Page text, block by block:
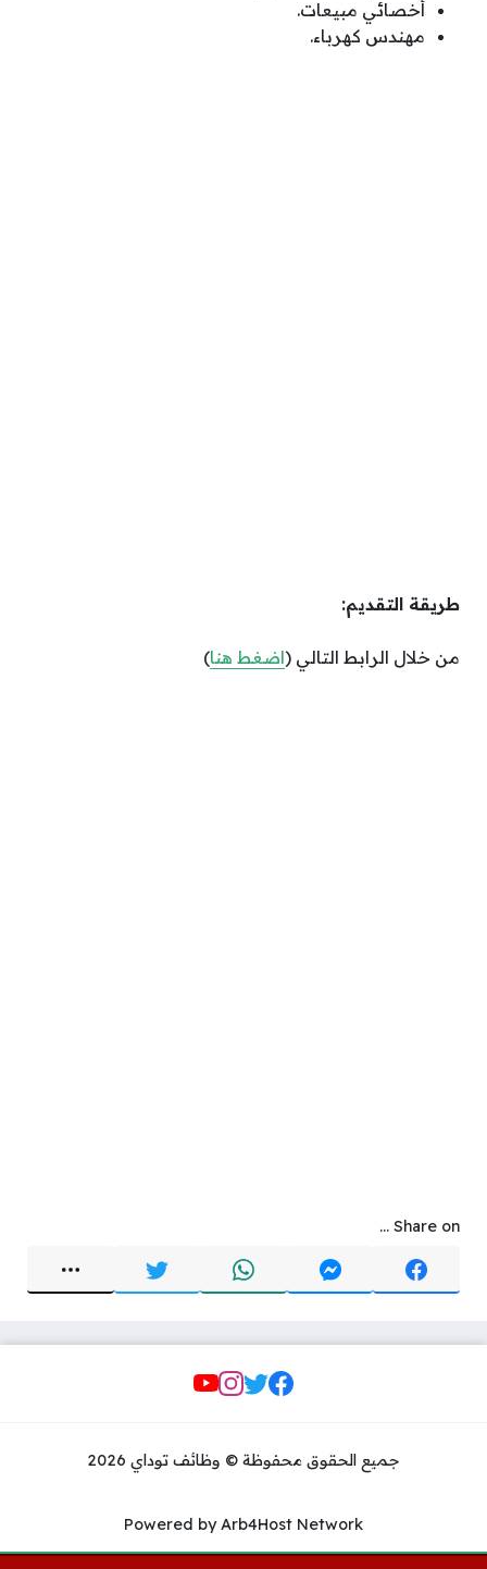
أخصائي مبيعات.
مهندس كهرباء.
طريقة التقديم:
من خلال الرابط التالي (اضغط هنا)
Share on ...
Social Links
جميع الحقوق محفوظة © وظائف توداي 2026
Powered by Arb4Host Network